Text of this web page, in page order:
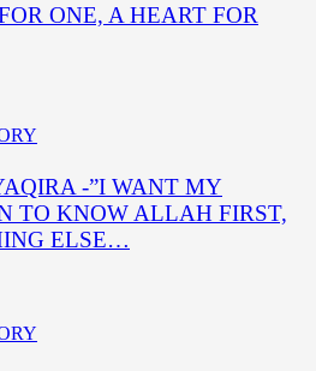
ONE, A HEART FOR
-”I WANT MY
TO KNOW ALLAH FIRST,
ELSE…